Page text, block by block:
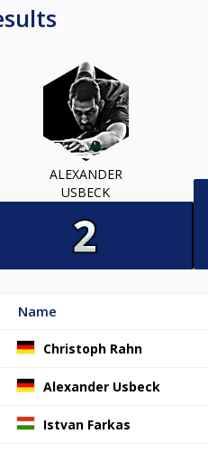
ALEXANDER
USBECK
Name
Christoph Rahn
Alexander Usbeck
Istvan Farkas